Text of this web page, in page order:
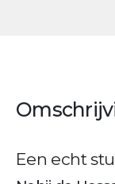
Een echt